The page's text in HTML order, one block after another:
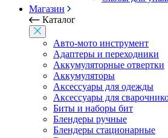
Магазин
Каталог
Авто-мото инструмент
Адаптеры и переходники
Аккумуляторные отвертки
Аккумуляторы
Аксессуары для одежды
Аксессуары для
Биты и наборы бит
Блендеры ручные
Блендеры стационарные